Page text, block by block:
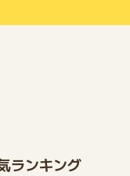
ランキング